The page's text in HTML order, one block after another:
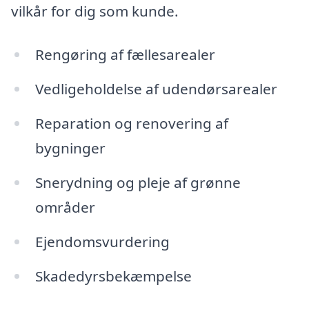
vilkår for dig som kunde.
Rengøring af fællesarealer
Vedligeholdelse af udendørsarealer
Reparation og renovering af
bygninger
Snerydning og pleje af grønne
områder
Ejendomsvurdering
Skadedyrsbekæmpelse